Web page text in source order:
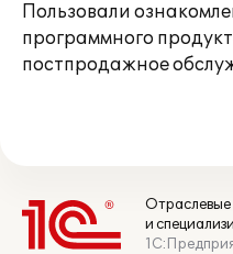
Пользовали
программного
постпродажное
Отраслевые
и